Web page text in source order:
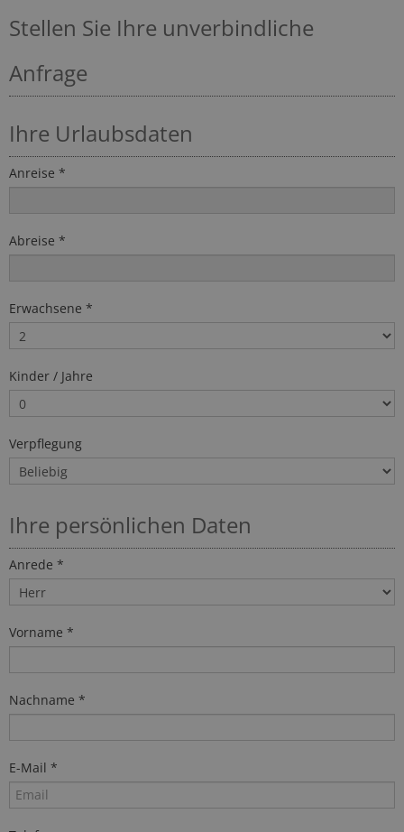
Stellen Sie Ihre unverbindliche
Anfrage
Ihre Urlaubsdaten
Anreise *
Abreise *
Erwachsene *
Kinder / Jahre
Verpflegung
Ihre persönlichen Daten
Anrede *
Vorname *
Nachname *
E-Mail *